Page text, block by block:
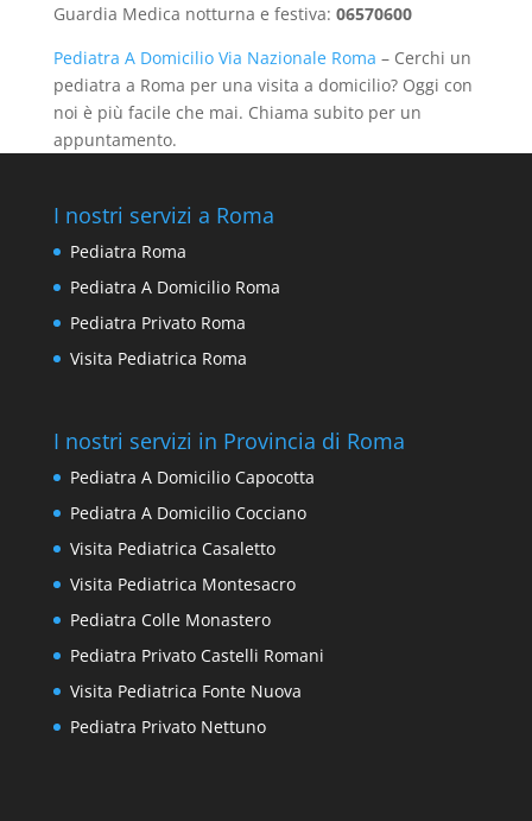
Guardia Medica notturna e festiva: 06570600
Pediatra A Domicilio Via Nazionale Roma – Cerchi un
pediatra a Roma per una visita a domicilio? Oggi con
noi è più facile che mai. Chiama subito per un
appuntamento.
I nostri servizi a Roma
Pediatra Roma
Pediatra A Domicilio Roma
Pediatra Privato Roma
Visita Pediatrica Roma
I nostri servizi in Provincia di Roma
Pediatra A Domicilio Capocotta
Pediatra A Domicilio Cocciano
Visita Pediatrica Casaletto
Visita Pediatrica Montesacro
Pediatra Colle Monastero
Pediatra Privato Castelli Romani
Visita Pediatrica Fonte Nuova
Pediatra Privato Nettuno